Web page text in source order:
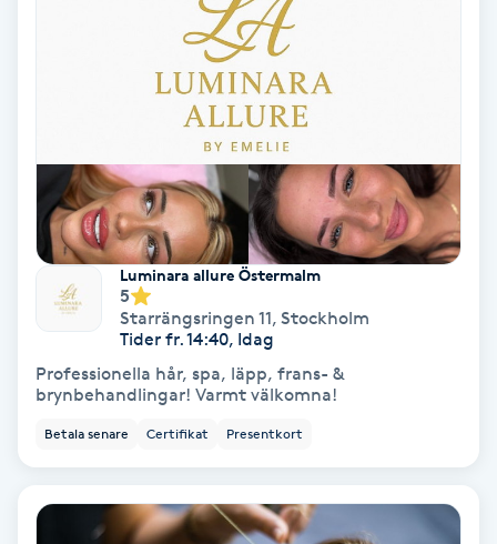
Megavolymfransar
Melasma
Mesoterapi
MicroPen
Microshading
Mixfransar
Luminara allure Östermalm
5
Starrängsringen 11, Stockholm
Tider fr. 14:40, Idag
Professionella hår, spa, läpp, frans- &
brynbehandlingar! Varmt välkomna!
Betala senare Certifikat Presentkort